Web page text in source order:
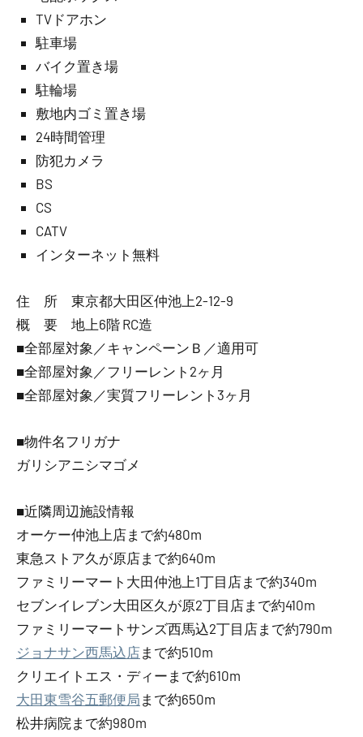
TVドアホン
駐車場
バイク置き場
駐輪場
敷地内ゴミ置き場
24時間管理
防犯カメラ
BS
CS
CATV
インターネット無料
住 所 東京都大田区仲池上2-12-9
概 要 地上6階 RC造
■全部屋対象／キャンペーンＢ／適用可
■全部屋対象／フリーレント2ヶ月
■全部屋対象／実質フリーレント3ヶ月
■物件名フリガナ
ガリシアニシマゴメ
■近隣周辺施設情報
オーケー仲池上店まで約480m
東急ストア久が原店まで約640m
ファミリーマート大田仲池上1丁目店まで約340m
セブンイレブン大田区久が原2丁目店まで約410m
ファミリーマートサンズ西馬込2丁目店まで約790m
ジョナサン西馬込店まで約510m
クリエイトエス・ディーまで約610m
大田東雪谷五郵便局 まで約650m
松井病院まで約980m